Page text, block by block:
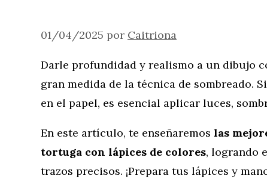
01/04/2025 por Caitriona
Darle profundidad y realismo a un dibujo
gran medida de la técnica de sombreado.
en el papel, es esencial aplicar luces,
En este artículo, te enseñaremos las
tortuga con lápices de colores, logrando
trazos precisos. ¡Prepara tus lápices y